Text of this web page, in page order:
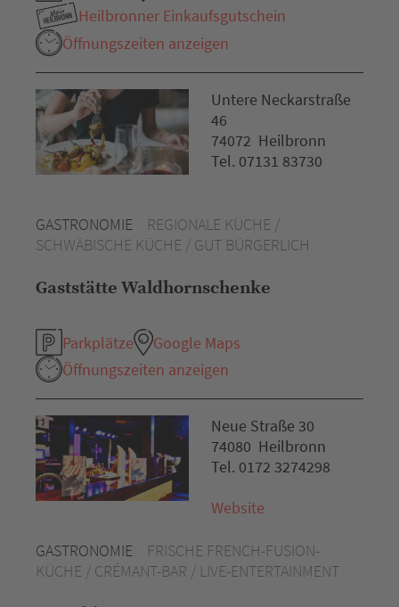
Heilbronner Einkaufsgutschein
Öffnungszeiten anzeigen
GASTRONOMIE
REGIONALE KÜCHE /
SCHWÄBISCHE KÜCHE / GUT BÜRGERLICH
Gaststätte Waldhornschenke
Parkplätze
Google Maps
Öffnungszeiten anzeigen
Untere Neckarstraße
46
74072 Heilbronn
Tel. 07131 83730
GASTRONOMIE
FRISCHE FRENCH-FUSION-
KÜCHE / CRÉMANT-BAR / LIVE-ENTERTAINMENT
Neue Straße 30
74080 Heilbronn
Tel. 0172 3274298
Website